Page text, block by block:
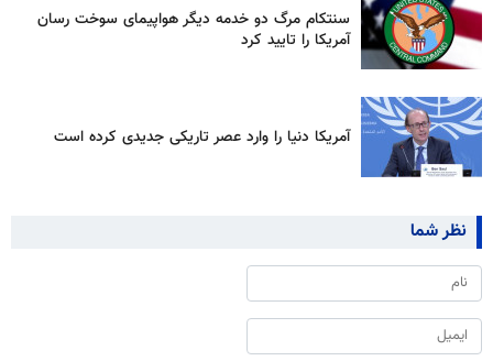
سنتکام مرگ دو خدمه دیگر هواپیمای سوخت رسان
آمریکا را تایید کرد
آمریکا دنیا را وارد عصر تاریکی جدیدی کرده است
نظر شما